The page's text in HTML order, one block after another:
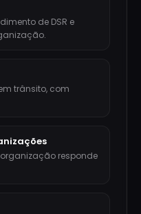
de DSR e
trânsito, com
responde